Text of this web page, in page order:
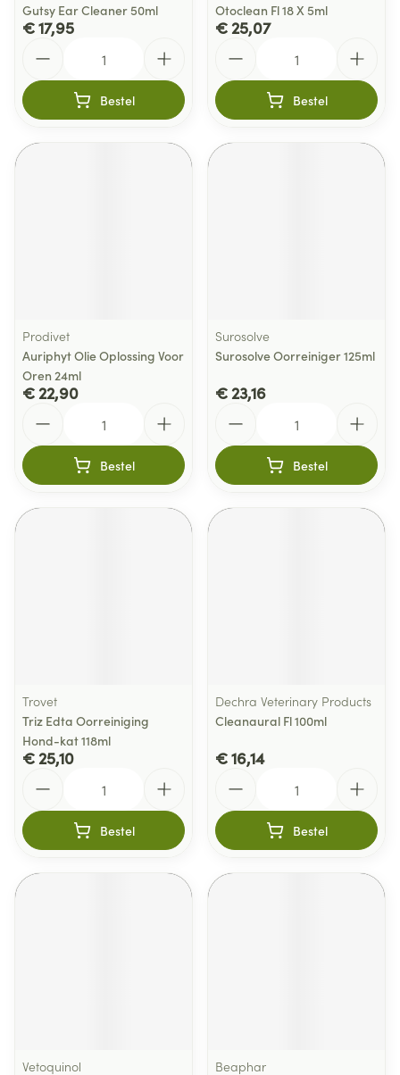
Gutsy Ear Cleaner 50ml
€ 17,95
Bestel
Otoclean Fl 18 X 5ml
€ 25,07
Bestel
Prodivet
Auriphyt Olie Oplossing Voor
Oren 24ml
€ 22,90
Bestel
Surosolve
Surosolve Oorreiniger 125ml
€ 23,16
Bestel
Trovet
Triz Edta Oorreiniging
Hond-kat 118ml
€ 25,10
Bestel
Dechra Veterinary Products
Cleanaural Fl 100ml
€ 16,14
Bestel
Vetoquinol Beaphar